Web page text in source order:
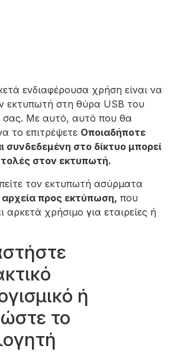
ενδιαφέρουσα χρήση είναι να
εκτυπωτή στη θύρα USB του
σας. Με αυτό, αυτό που θα
το επιτρέψετε Οποιαδήποτε
συνδεδεμένη στο δίκτυο μπορεί
στον εκτυπωτή.
τον εκτυπωτή ασύρματα
αρχεία προς εκτύπωση, που
αρκετά χρήσιμο για εταιρείες ή
ή
το